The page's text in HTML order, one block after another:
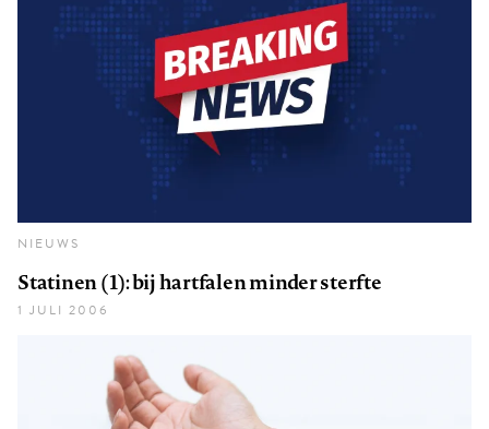
NIEUWS
Statinen (1): bij hartfalen minder sterfte
1 JULI 2006